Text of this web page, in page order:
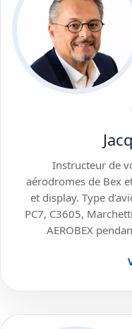
Instructeur de
aérodromes de Bex
et display. Type
PC7, C3605,
AEROBEX